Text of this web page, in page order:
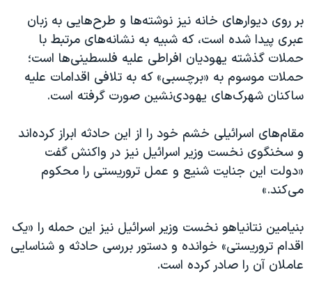
بر روی دیوارهای خانه نیز نوشته‌ها و طرح‌هایی به زبان
عبری پیدا شده است، که شبیه به نشانه‌های مرتبط با
حملات گذشته یهودیان افراطی علیه فلسطینی‌ها است؛
حملات موسوم به «برچسبی» که به تلافی اقدامات علیه
ساکنان شهرک‌‌های یهودی‌نشین صورت گرفته است.
مقام‌های اسرائیلی خشم خود را از این حادثه ابراز کرده‌اند
و سخنگوی نخست وزیر اسرائیل نیز در واکنش گفت
«دولت این جنایت شنیع و عمل تروریستی را محکوم
می‌کند.»
بنیامین نتانیاهو نخست وزیر اسرائیل نیز این حمله را «یک
اقدام تروریستی» خوانده و دستور بررسی حادثه و شناسایی
عاملان آن را صادر کرده است.